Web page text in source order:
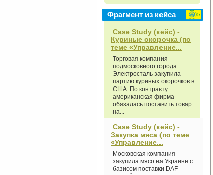
Фрагмент из кейса
Case Study (кейс) -
Куриные окорочка (по
теме «Управление...
Торговая компания
подмосковного города
Электросталь закупила
партию куриных окорочков в
США. По контракту
американская фирма
обязалась поставить товар
на...
Case Study (кейс) -
Закупка мяса (по теме
«Управление...
Московская компания
закупила мясо на Украине с
базисом поставки DAF